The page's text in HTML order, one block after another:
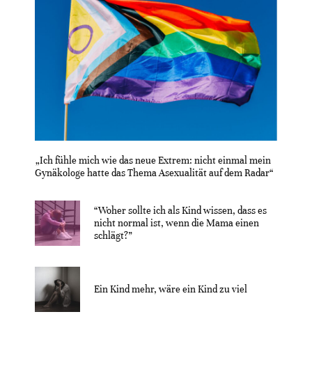
„Ich fühle mich wie das neue Extrem: nicht einmal mein
Gynäkologe hatte das Thema Asexualität auf dem Radar“
“Woher sollte ich als Kind wissen, dass es
nicht normal ist, wenn die Mama einen
schlägt?”
Ein Kind mehr, wäre ein Kind zu viel